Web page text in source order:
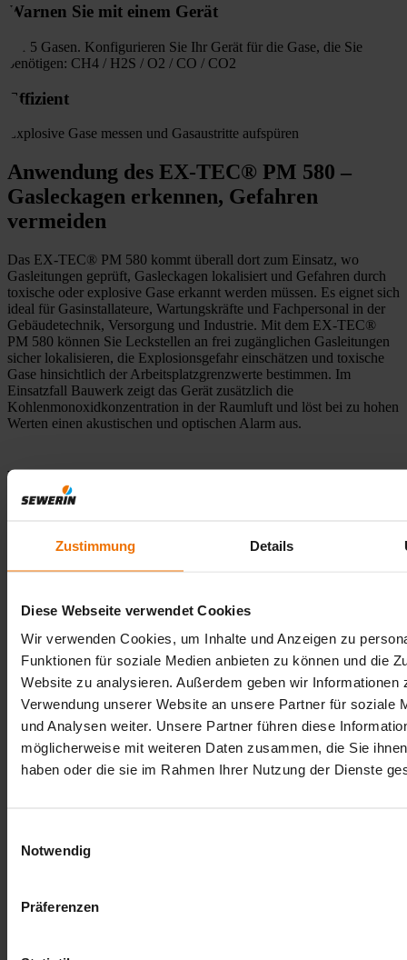
Zustimmung Details
Diese Webseite verwendet Cookies
Wir verwenden Cookies, um Inhalte und Anzeigen zu
Funktionen für soziale Medien anbieten zu können und die
Website zu analysieren. Außerdem geben wir Informationen
Verwendung unserer Website an unsere Partner für soziale
und Analysen weiter. Unsere Partner führen diese
möglicherweise mit weiteren Daten zusammen, die Sie
haben oder die sie im Rahmen Ihrer Nutzung der Dienste
Notwendig
Präferenzen
Warnen Sie mit einem Gerät
vor 5 Gasen. Konfigurieren Sie Ihr Gerät für die Gase, die Sie
benötigen: CH4 / H2S / O2 / CO / CO2
Effizient
Explosive Gase messen und Gasaustritte aufspüren
Anwendung des EX-TEC® PM 580 –
Gasleckagen erkennen, Gefahren
vermeiden
Das EX-TEC® PM 580 kommt überall dort zum Einsatz, wo
Gasleitungen geprüft, Gasleckagen lokalisiert und Gefahren durch
toxische oder explosive Gase erkannt werden müssen. Es eignet sich
ideal für Gasinstallateure, Wartungskräfte und Fachpersonal in der
Gebäudetechnik, Versorgung und Industrie. Mit dem EX-TEC®
PM 580 können Sie Leckstellen an frei zugänglichen Gasleitungen
sicher lokalisieren, die Explosionsgefahr einschätzen und toxische
Gase hinsichtlich der Arbeitsplatzgrenzwerte bestimmen. Im
Einsatzfall Bauwerk zeigt das Gerät zusätzlich die
Kohlenmonoxidkonzentration in der Raumluft und löst bei zu hohen
Werten einen akustischen und optischen Alarm aus.
FAQ
Für welche Anwendungsbereiche ist das EX-TEC® PM 580 geeignet?
Wie schnell werden Gefahren mit dem EX-TEC® PM 580 erkannt?
Welche Gase können mit dem EX-TEC® PM 580 erkannt werden?
Wie lange ist die Betriebszeit des EX-TEC® PM 580?
Wie funktioniert die Gasdetektion mit dem EX-TEC® PM 580?
Für welche DVGW-Einsatzfälle eignet sich das EX-TEC® PM 580?
PDF
PDF